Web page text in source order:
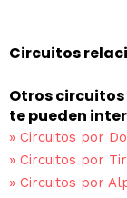
Circuitos
Otros
te pueden
» Circuitos por
» Circuitos por
» Circuitos por